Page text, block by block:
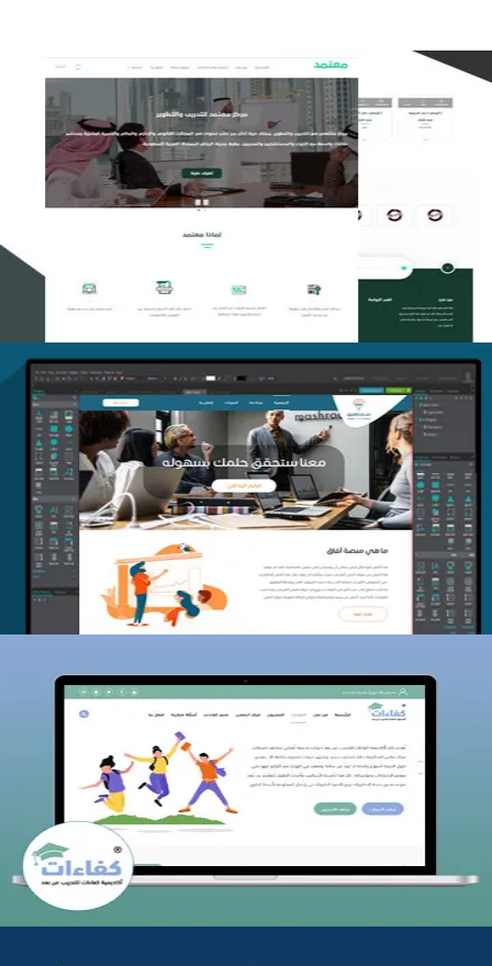
تصميم منصة معتمد للتدريب
التفاصيل
منصة أفق للتدريب
التفاصيل
كفاءات للتدريب
التفاصيل